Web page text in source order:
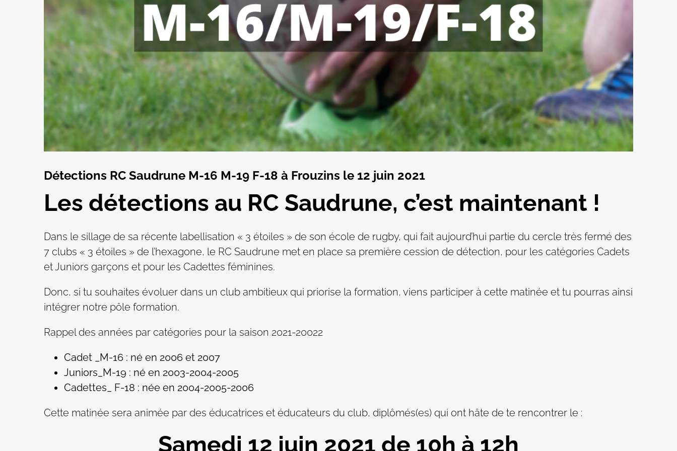
Détections RC Saudrune M-16 M-19 F-18 à Frouzins le 12 juin 2021
Les détections au RC Saudrune, c’est maintenant !
Dans le sillage de sa récente labellisation « 3 étoiles » de son école de rugby, qui fait aujourd’hui partie du cercle très fermé des
7 clubs « 3 étoiles » de l’hexagone, le RC Saudrune met en place sa première cession de détection, pour les catégories Cadets
et Juniors garçons et pour les Cadettes féminines.
Donc, si tu souhaites évoluer dans un club ambitieux qui priorise la formation, viens participer à cette matinée et tu pourras ainsi
intégrer notre pôle formation.
Rappel des années par catégories pour la saison 2021-20022
Cadet _M-16 : né en 2006 et 2007
Juniors_M-19 : né en 2003-2004-2005
Cadettes_ F-18 : née en 2004-2005-2006
Cette matinée sera animée par des éducatrices et éducateurs du club, diplômés(es) qui ont hâte de te rencontrer le :
Samedi 12 juin 2021 de 10h à 12h